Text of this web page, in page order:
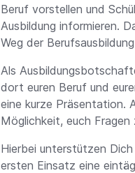
Beruf vorstellen und
Ausbildung informieren.
Weg der
Als
dort euren Beruf und
eine kurze Präsentation.
Möglichkeit, euch Fragen
Hierbei unterstützen
ersten Einsatz eine